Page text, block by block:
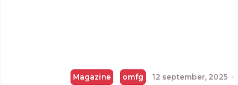
Magazine omfg 12 september, 2025 ·